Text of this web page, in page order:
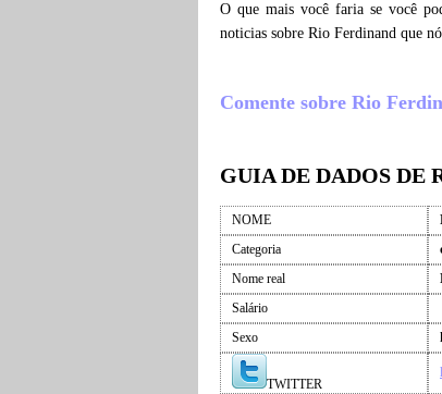
O que mais você faria se você
noticias sobre Rio Ferdinand que
Comente sobre Rio
GUIA DE DADOS DE
NOME
Categoria
Nome real
Salário
Sexo
TWITTER